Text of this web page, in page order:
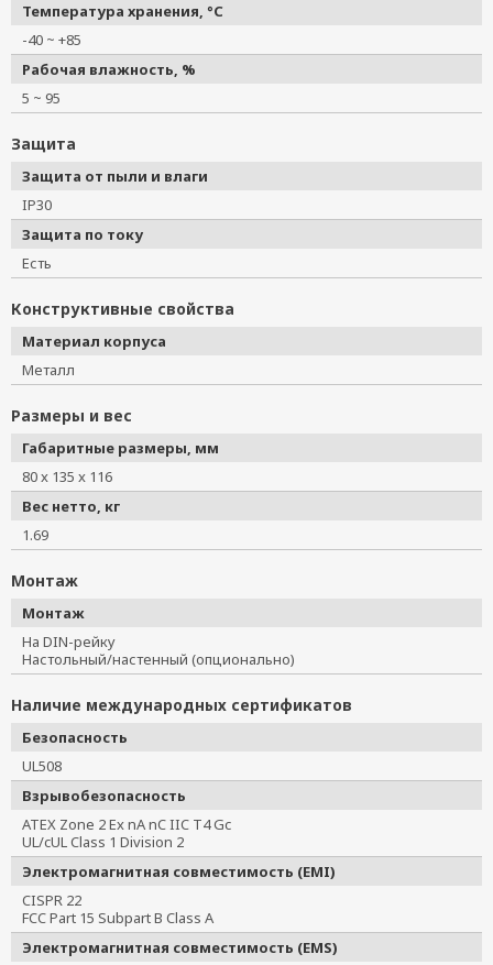
Температура хранения, °C
-40 ~ +85
Рабочая влажность, %
5 ~ 95
Защита
Защита от пыли и влаги
IP30
Защита по току
Есть
Конструктивные свойства
Материал корпуса
Металл
Размеры и вес
Габаритные размеры, мм
80 x 135 x 116
Вес нетто, кг
1.69
Монтаж
Монтаж
На DIN-рейку
Настольный/настенный (опционально)
Наличие международных сертификатов
Безопасность
UL508
Взрывобезопасность
ATEX Zone 2 Ex nA nC IIC T4 Gc
UL/cUL Class 1 Division 2
Электромагнитная совместимость (EMI)
CISPR 22
FCC Part 15 Subpart B Class A
Электромагнитная совместимость (EMS)